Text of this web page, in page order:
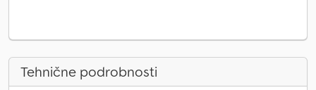
Tehnične podrobnosti